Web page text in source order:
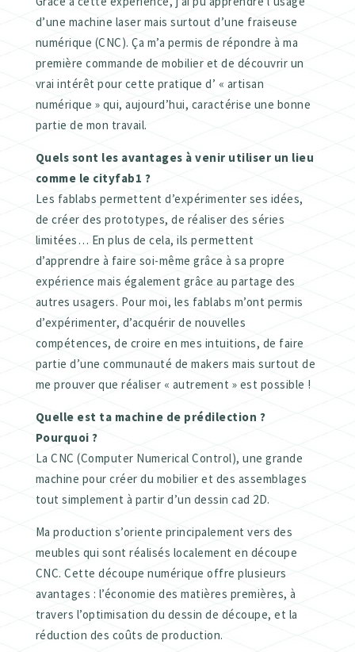
d’une machine laser mais surtout d’une fraiseuse
numérique (CNC). Ça m’a permis de répondre à ma
première commande de mobilier et de découvrir un
vrai intérêt pour cette pratique d’ « artisan
numérique » qui, aujourd’hui, caractérise une bonne
partie de mon travail.
Quels sont les avantages à venir utiliser un lieu
comme le cityfab1 ?
Les fablabs permettent d’expérimenter ses idées,
de créer des prototypes, de réaliser des séries
limitées… En plus de cela, ils permettent
d’apprendre à faire soi-même grâce à sa propre
expérience mais également grâce au partage des
autres usagers. Pour moi, les fablabs m’ont permis
d’expérimenter, d’acquérir de nouvelles
compétences, de croire en mes intuitions, de faire
partie d’une communauté de makers mais surtout de
me prouver que réaliser « autrement » est possible !
Quelle est ta machine de prédilection ?
Pourquoi ?
La CNC (Computer Numerical Control), une grande
machine pour créer du mobilier et des assemblages
tout simplement à partir d’un dessin cad 2D.
Ma production s’oriente principalement vers des
meubles qui sont réalisés localement en découpe
CNC. Cette découpe numérique offre plusieurs
avantages : l’économie des matières premières, à
travers l’optimisation du dessin de découpe, et la
réduction des coûts de production.